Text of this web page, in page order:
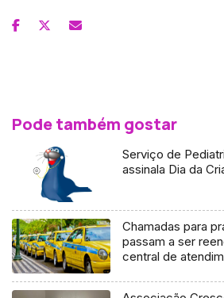
Pode também gostar
Serviço de
assinala Dia da
Chamadas para
passam a ser
central de